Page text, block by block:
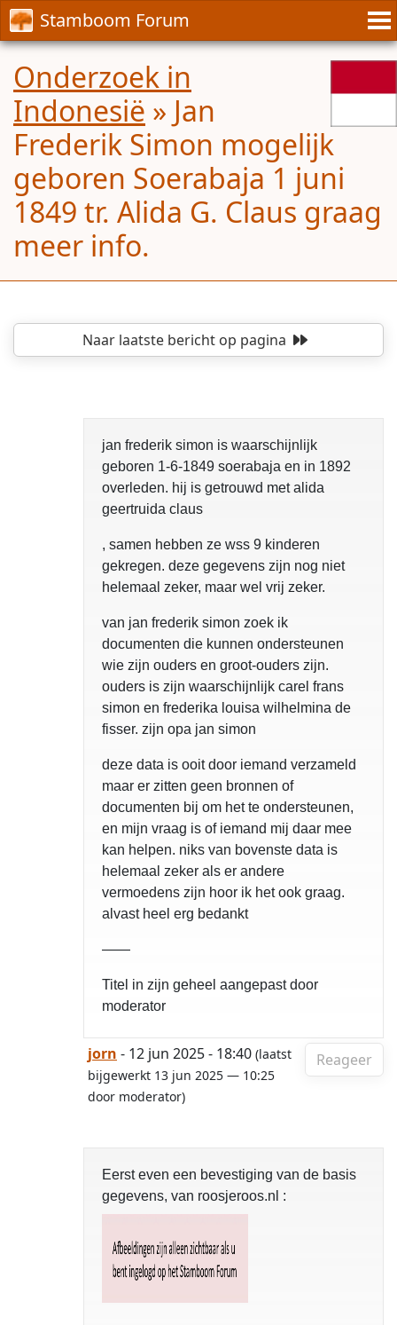
Stamboom Forum
Onderzoek in
Indonesië » Jan
Frederik Simon mogelijk
geboren Soerabaja 1 juni
1849 tr. Alida G. Claus graag
meer info.
Naar laatste berichtop pagina
jan frederik simon is waarschijnlijk
geboren 1-6-1849 soerabaja en in 1892
overleden. hij is getrouwd met alida
geertruida claus
, samen hebben ze wss 9 kinderen
gekregen. deze gegevens zijn nog niet
helemaal zeker, maar wel vrij zeker.
van jan frederik simon zoek ik
documenten die kunnen ondersteunen
wie zijn ouders en groot-ouders zijn.
ouders is zijn waarschijnlijk carel frans
simon en frederika louisa wilhelmina de
fisser. zijn opa jan simon
deze data is ooit door iemand verzameld
maar er zitten geen bronnen of
documenten bij om het te ondersteunen,
en mijn vraag is of iemand mij daar mee
kan helpen. niks van bovenste data is
helemaal zeker als er andere
vermoedens zijn hoor ik het ook graag.
alvast heel erg bedankt
——
Titel in zijn geheel aangepast door
moderator
Reageer
jorn - 12 jun 2025 - 18:40 (laatst
bijgewerkt 13 jun 2025 — 10:25
door moderator)
Eerst even een bevestiging van de basis
gegevens, van roosjeroos.nl :